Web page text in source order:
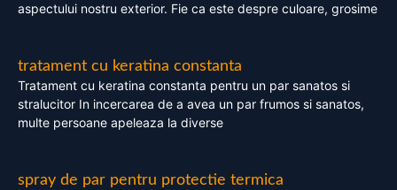
aspectului nostru exterior. Fie ca este despre culoare, grosime
tratament cu keratina constanta
Tratament cu keratina constanta pentru un par sanatos si
stralucitor In incercarea de a avea un par frumos si sanatos,
multe persoane apeleaza la diverse
spray de par pentru protectie termica